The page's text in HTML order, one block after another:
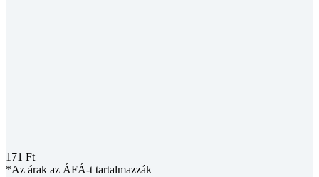
171 Ft
*Az árak az ÁFÁ-t tartalmazzák